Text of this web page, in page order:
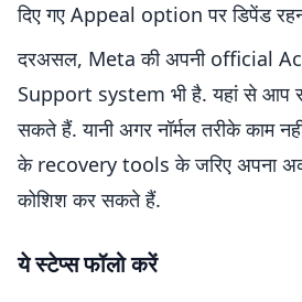
दिए गए Appeal option पर डिपेंड
दरअसल, Meta की अपनी official
Support system भी है. यहां से आप
सकते हैं. यानी अगर नॉर्मल तरीके काम
के recovery tools के जरिए अपना
कोशिश कर सकते हैं.
ये स्टेप्स फॉलो करें